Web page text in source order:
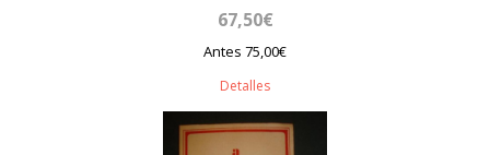
67,50€
Antes 75,00€
Detalles